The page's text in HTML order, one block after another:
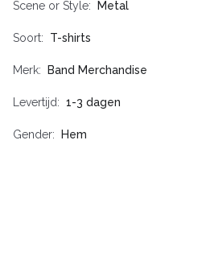
Scene or Style Metal
Soort T-shirts
Merk Band Merchandise
Levertijd 1-3 dagen
Gender Hem